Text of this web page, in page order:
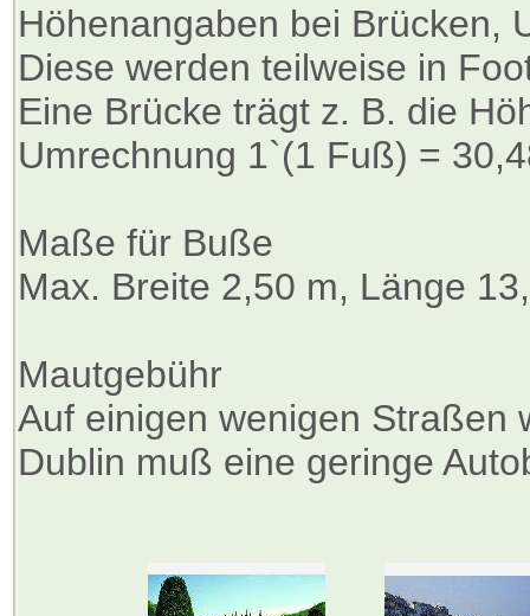
Höhenangaben bei Brücken,
Diese werden teilweise in
Eine Brücke trägt z. B. die
Umrechnung 1`(1 Fuß) =
Maße für Buße
Max. Breite 2,50 m, Länge
Mautgebühr
Auf einigen wenigen Straßen
Dublin muß eine geringe